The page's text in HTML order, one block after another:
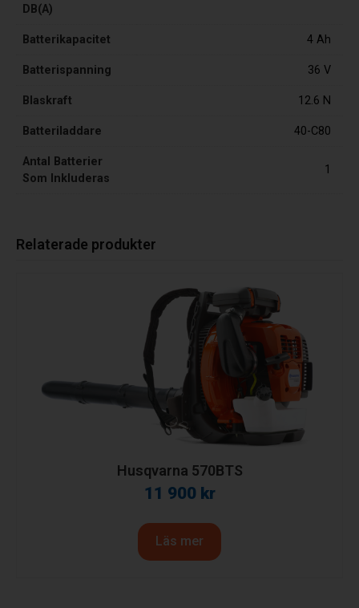
DB(A)
Batterikapacitet 4 Ah
Batterispanning 36 V
Blaskraft 12.6 N
Batteriladdare 40-C80
Antal Batterier
Som Inkluderas
1
Relaterade produkter
Husqvarna 570BTS
11 900 kr
Läs mer